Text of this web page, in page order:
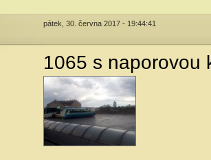
pátek, 30. června 2017 - 19:44:41
1065 s naporovou